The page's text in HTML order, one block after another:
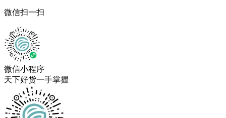
微信扫一扫
微信小程序
天下好货一手掌握